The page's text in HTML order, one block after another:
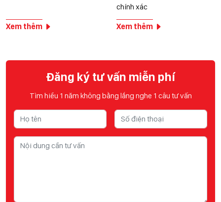
Xem thêm
chính xác
Xem thêm
Đăng ký tư vấn miễn phí
Tìm hiểu 1 năm không bằng lắng nghe 1 câu tư vấn